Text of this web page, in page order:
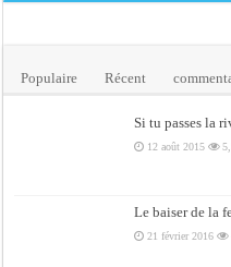
Populaire Récent
Si tu passes la
12 août 2015
Le baiser de la
21 février 2016